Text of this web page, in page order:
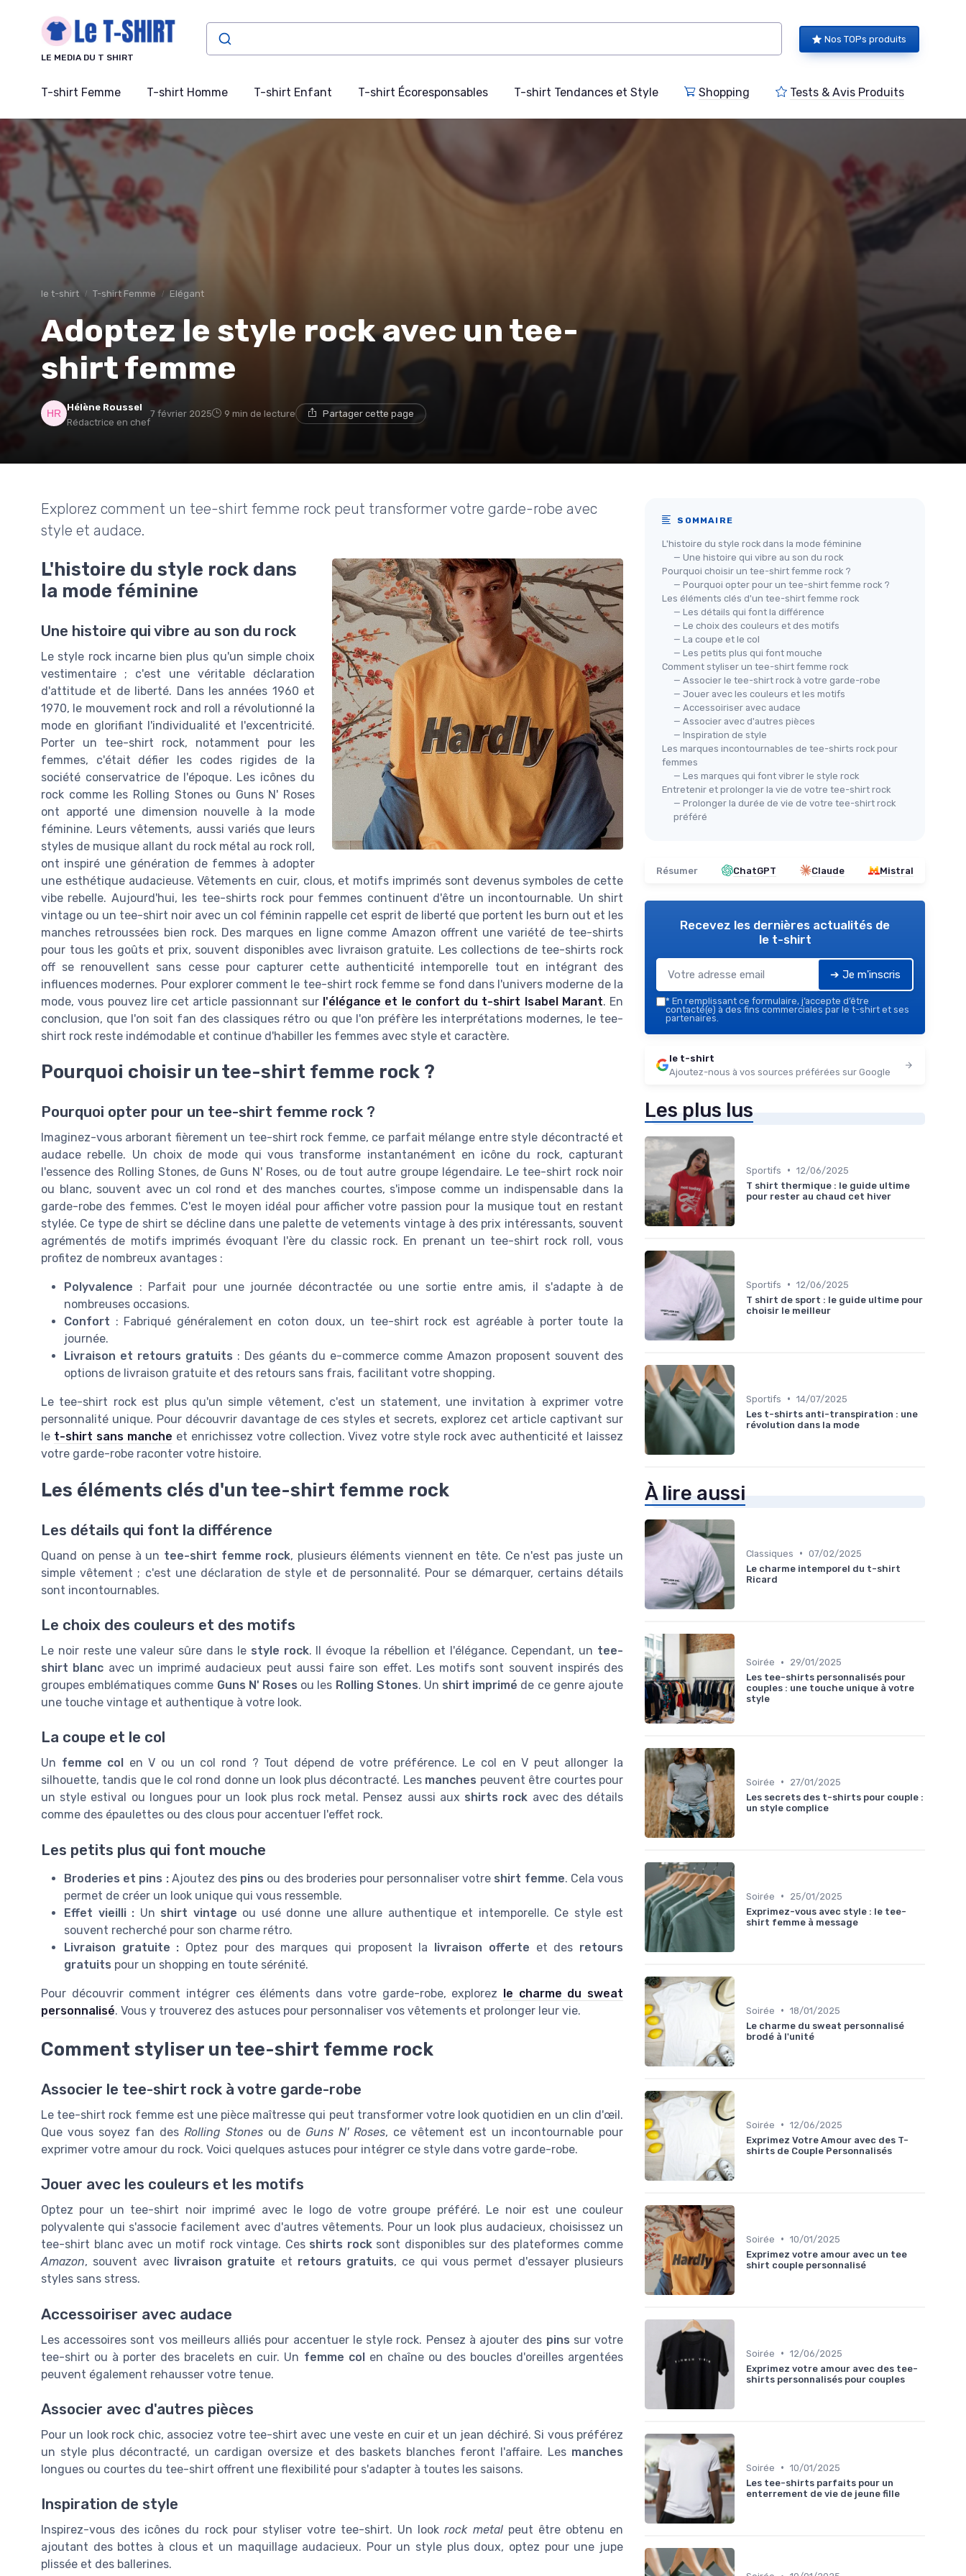
LE MEDIA DU T SHIRT
Nos TOPs produits
T-shirt Femme T-shirt Homme T-shirt Enfant T-shirt Écoresponsables T-shirt Tendances et Style Shopping Tests & Avis Produits
le t-shirt T-shirt Femme Elégant
Adoptez le style rock avec un tee-
shirt femme
Hélène Roussel
Rédactrice en chef
7 février 2025 9 min de lecture Partager cette page
Explorez comment un tee-shirt femme rock peut transformer votre garde-robe avec
style et audace.
L'histoire du style rock dans
la mode féminine
Une histoire qui vibre au son du rock
Le style rock incarne bien plus qu'un simple choix
vestimentaire ; c'est une véritable déclaration
d'attitude et de liberté. Dans les années 1960 et
1970, le mouvement rock and roll a révolutionné la
mode en glorifiant l'individualité et l'excentricité.
Porter un tee-shirt rock, notamment pour les
femmes, c'était défier les codes rigides de la
société conservatrice de l'époque. Les icônes du
rock comme les Rolling Stones ou Guns N' Roses
ont apporté une dimension nouvelle à la mode
féminine. Leurs vêtements, aussi variés que leurs
styles de musique allant du rock métal au rock roll,
ont inspiré une génération de femmes à adopter
une esthétique audacieuse. Vêtements en cuir, clous, et motifs imprimés sont devenus symboles de cette
vibe rebelle. Aujourd'hui, les tee-shirts rock pour femmes continuent d'être un incontournable. Un shirt
vintage ou un tee-shirt noir avec un col féminin rappelle cet esprit de liberté que portent les burn out et les
manches retroussées bien rock. Des marques en ligne comme Amazon offrent une variété de tee-shirts
pour tous les goûts et prix, souvent disponibles avec livraison gratuite. Les collections de tee-shirts rock
off se renouvellent sans cesse pour capturer cette authenticité intemporelle tout en intégrant des
influences modernes. Pour explorer comment le tee-shirt rock femme se fond dans l'univers moderne de la
mode, vous pouvez lire cet article passionnant sur l'élégance et le confort du t-shirt Isabel Marant. En
conclusion, que l'on soit fan des classiques rétro ou que l'on préfère les interprétations modernes, le tee-
shirt rock reste indémodable et continue d'habiller les femmes avec style et caractère.
Pourquoi choisir un tee-shirt femme rock ?
Pourquoi opter pour un tee-shirt femme rock ?
Imaginez-vous arborant fièrement un tee-shirt rock femme, ce parfait mélange entre style décontracté et
audace rebelle. Un choix de mode qui vous transforme instantanément en icône du rock, capturant
l'essence des Rolling Stones, de Guns N' Roses, ou de tout autre groupe légendaire. Le tee-shirt rock noir
ou blanc, souvent avec un col rond et des manches courtes, s'impose comme un indispensable dans la
garde-robe des femmes. C'est le moyen idéal pour afficher votre passion pour la musique tout en restant
stylée. Ce type de shirt se décline dans une palette de vetements vintage à des prix intéressants, souvent
agrémentés de motifs imprimés évoquant l'ère du classic rock. En prenant un tee-shirt rock roll, vous
profitez de nombreux avantages :
Polyvalence : Parfait pour une journée décontractée ou une sortie entre amis, il s'adapte à de
nombreuses occasions.
Confort : Fabriqué généralement en coton doux, un tee-shirt rock est agréable à porter toute la
journée.
Livraison et retours gratuits : Des géants du e-commerce comme Amazon proposent souvent des
options de livraison gratuite et des retours sans frais, facilitant votre shopping.
Le tee-shirt rock est plus qu'un simple vêtement, c'est un statement, une invitation à exprimer votre
personnalité unique. Pour découvrir davantage de ces styles et secrets, explorez cet article captivant sur
le t-shirt sans manche et enrichissez votre collection. Vivez votre style rock avec authenticité et laissez
votre garde-robe raconter votre histoire.
Les éléments clés d'un tee-shirt femme rock
Les détails qui font la différence
Quand on pense à un tee-shirt femme rock, plusieurs éléments viennent en tête. Ce n'est pas juste un
simple vêtement ; c'est une déclaration de style et de personnalité. Pour se démarquer, certains détails
sont incontournables.
Le choix des couleurs et des motifs
Le noir reste une valeur sûre dans le style rock. Il évoque la rébellion et l'élégance. Cependant, un tee-
shirt blanc avec un imprimé audacieux peut aussi faire son effet. Les motifs sont souvent inspirés des
groupes emblématiques comme Guns N' Roses ou les Rolling Stones. Un shirt imprimé de ce genre ajoute
une touche vintage et authentique à votre look.
La coupe et le col
Un femme col
en V ou un col rond ? Tout dépend de votre préférence. Le col en V peut allonger la
silhouette, tandis que le col rond donne un look plus décontracté. Les manches peuvent être courtes pour
un style estival ou longues pour un look plus rock metal. Pensez aussi aux shirts rock avec des détails
comme des épaulettes ou des clous pour accentuer l'effet rock.
Les petits plus qui font mouche
Broderies et pins :Ajoutez des pins ou des broderies pour personnaliser votre shirt femme. Cela vous
permet de créer un look unique qui vous ressemble.
Effet vieilli : Un shirt vintage ou usé donne une allure authentique et intemporelle. Ce style est
souvent recherché pour son charme rétro.
Livraison gratuite : Optez pour des marques qui proposent la livraison offerte et des retours
gratuits pour un shopping en toute sérénité.
Pour découvrir comment intégrer ces éléments dans votre garde-robe, explorez le charme du sweat
personnalisé. Vous y trouverez des astuces pour personnaliser vos vêtements et prolonger leur vie.
Comment styliser un tee-shirt femme rock
Associer le tee-shirt rock à votre garde-robe
Le tee-shirt rock femme est une pièce maîtresse qui peut transformer votre look quotidien en un clin d'œil.
Que vous soyez fan des Rolling Stones ou de Guns N' Roses, ce vêtement est un incontournable pour
exprimer votre amour du rock. Voici quelques astuces pour intégrer ce style dans votre garde-robe.
Jouer avec les couleurs et les motifs
Optez pour un tee-shirt noir imprimé avec le logo de votre groupe préféré. Le noir est une couleur
polyvalente qui s'associe facilement avec d'autres vêtements. Pour un look plus audacieux, choisissez un
tee-shirt blanc avec un motif rock vintage. Ces shirts rocksont disponibles sur des plateformes comme
Amazon, souvent avec livraison gratuite et retours gratuits, ce qui vous permet d'essayer plusieurs
styles sans stress.
Accessoiriser avec audace
Les accessoires sont vos meilleurs alliés pour accentuer le style rock. Pensez à ajouter des pins sur votre
tee-shirt ou à porter des bracelets en cuir. Un femme colen chaîne ou des boucles d'oreilles argentées
peuvent également rehausser votre tenue.
Associer avec d'autres pièces
Pour un look rock chic, associez votre tee-shirt avec une veste en cuir et un jean déchiré. Si vous préférez
un style plus décontracté, un cardigan oversize et des baskets blanches feront l'affaire. Les manches
longues ou courtes du tee-shirt offrent une flexibilité pour s'adapter à toutes les saisons.
Inspiration de style
Inspirez-vous des icônes du rock pour styliser votre tee-shirt. Un lookrock metalpeut être obtenu en
ajoutant des bottes à clous et un maquillage audacieux. Pour un style plus doux, optez pour une jupe
plissée et des ballerines.
SOMMAIRE
L'histoire du style rock dans la mode féminine
— Une histoire qui vibre au son du rock
Pourquoi choisir un tee-shirt femme rock ?
— Pourquoi opter pour un tee-shirt femme rock ?
Les éléments clés d'un tee-shirt femme rock
— Les détails qui font la différence
— Le choix des couleurs et des motifs
— La coupe et le col
— Les petits plus qui font mouche
Comment styliser un tee-shirt femme rock
— Associer le tee-shirt rock à votre garde-robe
— Jouer avec les couleurs et les motifs
— Accessoiriser avec audace
— Associer avec d'autres pièces
— Inspiration de style
Les marques incontournables de tee-shirts rock pour
femmes
— Les marques qui font vibrer le style rock
Entretenir et prolonger la vie de votre tee-shirt rock
— Prolonger la durée de vie de votre tee-shirt rock
préféré
Résumer ChatGPT Claude Mistral
Recevez les dernières actualités de
le t-shirt
➔ Je m'inscris
* En remplissant ce formulaire, j’accepte d’être
contacté(e) à des fins commerciales par le t-shirt et ses
partenaires.
le t-shirt
Ajoutez-nous à vos sources préférées sur Google
Les plus lus
Sportifs • 12/06/2025
T shirt thermique : le guide ultime
pour rester au chaud cet hiver
Sportifs • 12/06/2025
T shirt de sport : le guide ultime pour
choisir le meilleur
Sportifs • 14/07/2025
Les t-shirts anti-transpiration : une
révolution dans la mode
À lire aussi
Classiques • 07/02/2025
Le charme intemporel du t-shirt
Ricard
Soirée •
29/01/2025
Les tee-shirts personnalisés pour
couples : une touche unique à votre
style
Soirée •
27/01/2025
Les secrets des t-shirts pour couple :
un style complice
Soirée •
25/01/2025
Exprimez-vous avec style : le tee-
shirt femme à message
Soirée • 18/01/2025
Le charme du sweat personnalisé
brodé à l'unité
Soirée • 12/06/2025
Exprimez Votre Amour avec des T-
shirts de Couple Personnalisés
Soirée • 10/01/2025
Exprimez votre amour avec un tee
shirt couple personnalisé
Soirée • 12/06/2025
Exprimez votre amour avec des tee-
shirts personnalisés pour couples
Soirée • 10/01/2025
Les tee-shirts parfaits pour un
enterrement de vie de jeune fille